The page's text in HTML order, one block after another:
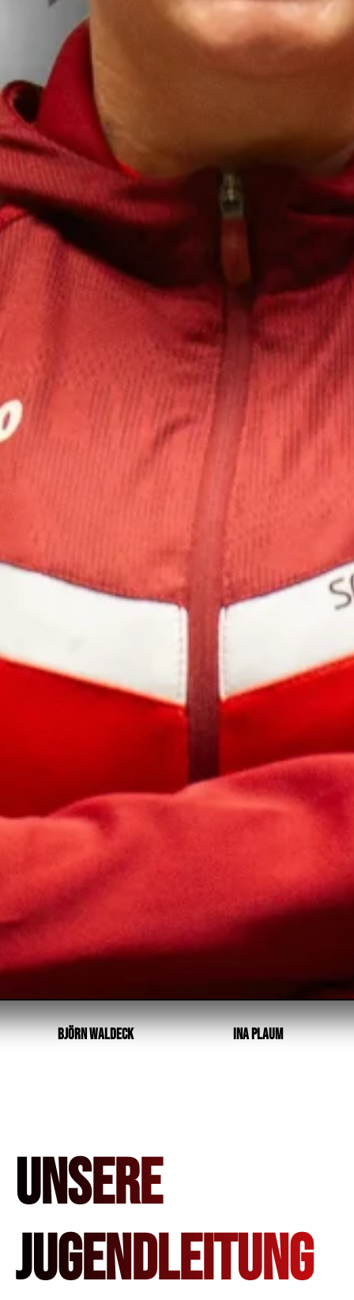
Björn Waldeck Ina Plaum
Unsere
Jugendleitung